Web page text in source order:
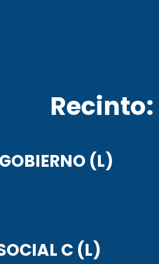
Recinto:
(L)
C (L)